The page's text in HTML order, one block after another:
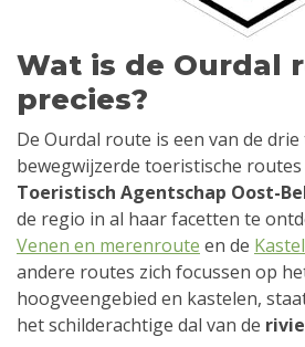
Wat is de Ourdal
precies?
De Ourdal route is een van de
bewegwijzerde toeristische
Toeristisch Agentschap Oost-
de regio in al haar facetten te
Venen en merenroute en de
andere routes zich focussen op
hoogveengebied en kastelen,
het schilderachtige dal van de